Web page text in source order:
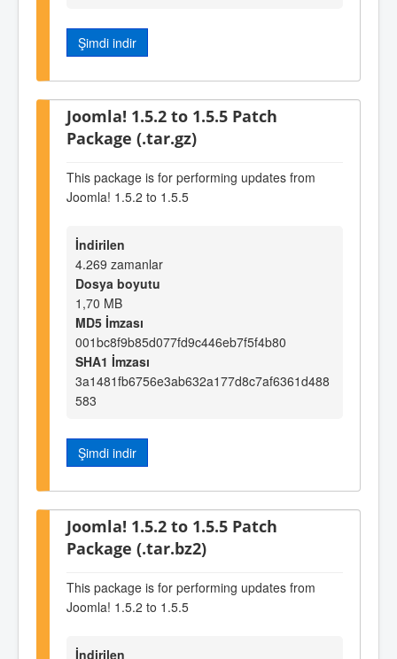
Şimdi indir
Joomla! 1.5.2 to 1.5.5 Patch
Package (.tar.gz)
This package is for performing updates from
Joomla! 1.5.2 to 1.5.5
İndirilen
4.269 zamanlar
Dosya boyutu
1,70 MB
MD5 İmzası
001bc8f9b85d077fd9c446eb7f5f4b80
SHA1 İmzası
3a1481fb6756e3ab632a177d8c7af6361d488
583
Şimdi indir
Joomla! 1.5.2 to 1.5.5 Patch
Package (.tar.bz2)
This package is for performing updates from
Joomla! 1.5.2 to 1.5.5
İndirilen